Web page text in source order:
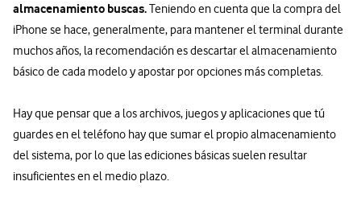
almacenamiento buscas.Teniendo en cuenta que la compra del
iPhone se hace, generalmente, para mantener el terminal durante
muchos años, la recomendación es descartar el almacenamiento
básico de cada modelo y apostar por opciones más completas.
Hay que pensar que a los archivos, juegos y aplicaciones que tú
guardes en el teléfono hay que sumar el propio almacenamiento
del sistema, por lo que las ediciones básicas suelen resultar
insuficientes en el medio plazo.